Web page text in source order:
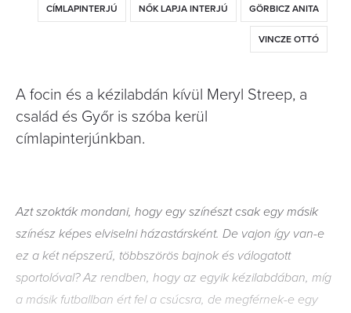
CÍMLAPINTERJÚ NŐK LAPJA INTERJÚ GÖRBICZ ANITA
VINCZE OTTÓ
A focin és a kézilabdán kívül Meryl Streep, a
család és Győr is szóba kerül
címlapinterjúnkban.
Azt szokták mondani, hogy egy színészt csak egy másik
színész képes elviselni házastársként. De vajon így van-e
ez a két népszerű, többszörös bajnok és válogatott
sportolóval? Az rendben, hogy az egyik kézilabdában, míg
a másik futballban ért fel a csúcsra, de megférnek-e egy